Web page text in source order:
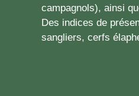
campagnols), ainsi
Des indices de
sangliers, cerfs